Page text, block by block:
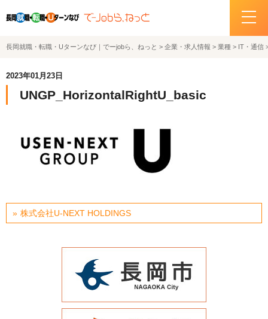
ホーム
サポートデスクの紹介
関連機関リンク
プライバシーポリシー
長岡就職・転職・Uターンなび｜でーjobら、ねっと > 企業・求人情報 > 業種 > IT・通信
2023年01月23日
UNGP_HorizontalRightU_basic
株式会社U-NEXT HOLDINGS